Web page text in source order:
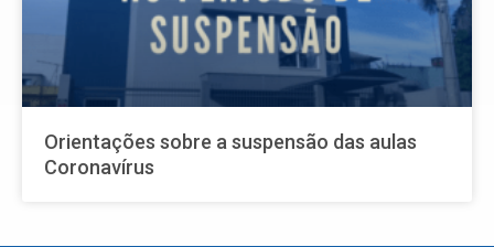
Orientações sobre a suspensão das aulas
Coronavírus